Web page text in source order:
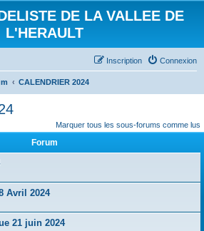
DE LA VALLEE DE
L'HERAULT
Connexion
Inscription
CALENDRIER 2024
Marquer tous les sous-forums comme lus
Forum
Avril 2024
21 juin 2024